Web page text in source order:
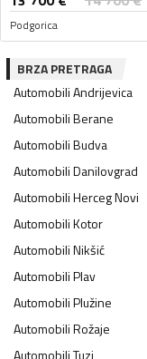
Podgorica
BRZA PRETRAGA
AutomobiliAndrijevica
AutomobiliBerane
AutomobiliBudva
AutomobiliDanilovgrad
AutomobiliHerceg Novi
AutomobiliKotor
AutomobiliNikšić
AutomobiliPlav
AutomobiliPlužine
AutomobiliRožaje
AutomobiliTuzi